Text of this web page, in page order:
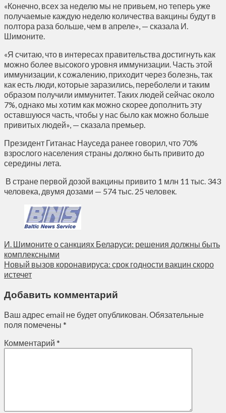
«Конечно, всех за неделю мы не привьем, но теперь уже
получаемые каждую неделю количества вакцины будут в
полтора раза больше, чем в апреле», — сказала И.
Шимоните.
«Я считаю, что в интересах правительства достигнуть как
можно более высокого уровня иммунизации. Часть этой
иммунизации, к сожалению, приходит через болезнь, так
как есть люди, которые заразились, переболели и таким
образом получили иммунитет. Таких людей сейчас около
7%, однако мы хотим как можно скорее дополнить эту
оставшуюся часть, чтобы у нас было как можно больше
привитых людей», — сказала премьер.
Президент Гитанас Науседа ранее говорил, что 70%
взрослого населения страны должно быть привито до
середины лета.
В стране первой дозой вакцины привито 1 млн 11 тыс. 343
человека, двумя дозами — 574 тыс. 25 человек.
И. Шимоните о санкциях Беларуси: решения должны быть
комплексными
Новый вызов коронавируса: срок годности вакцин скоро
истечет
Добавить комментарий
Ваш адрес email не будет опубликован.Обязательные
поля помечены *
Комментарий *